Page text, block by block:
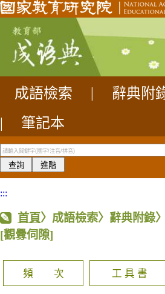
成語檢索 辭典附
|
筆記本
:::
首頁〉成語檢索〉辭典附錄
[觀釁伺隙]
頻 次 工 具 書